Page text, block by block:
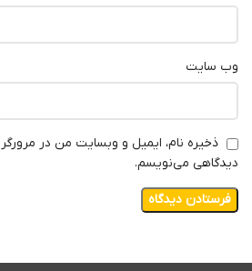
وب‌ سایت
ذخیره نام، ایمیل و وبسایت من در مرورگر
دیدگاهی می‌نویسم.